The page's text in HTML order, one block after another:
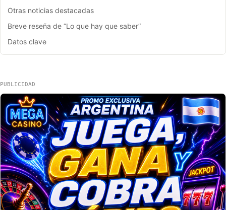
Otras noticias destacadas
Breve reseña de “Lo que hay que saber”
Datos clave
PUBLICIDAD